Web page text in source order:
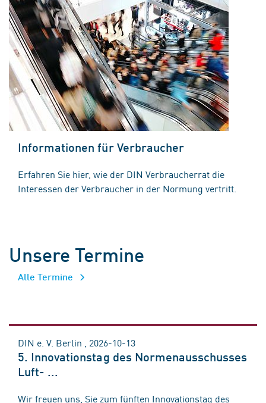
Informationen für Verbraucher
Erfahren Sie hier, wie der DIN Verbraucherrat die
Interessen der Verbraucher in der Normung vertritt.
Unsere Termine
Alle Termine
DIN e. V. Berlin , 2026-10-13
5. Innovationstag des Normenausschusses
Luft- ...
Wir freuen uns, Sie zum fünften Innovationstag des